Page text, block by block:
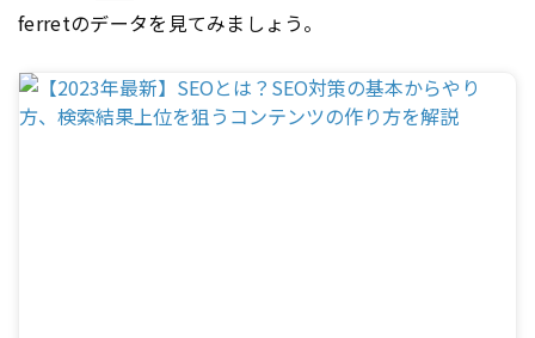
ferretのデータを見てみましょう。